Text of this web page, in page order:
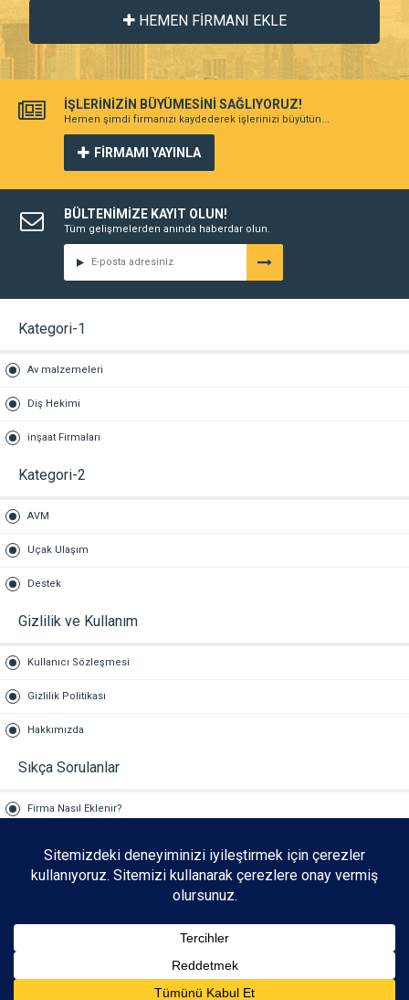
HEMEN FİRMANI EKLE
İŞLERİNİZİN BÜYÜMESİNİ SAĞLIYORUZ!
Hemen şimdi firmanızı kaydederek işlerinizi büyütün...
FİRMAMI YAYINLA
BÜLTENİMİZE KAYIT OLUN!
Tüm gelişmelerden anında haberdar olun.
Kategori-1
Av malzemeleri
Diş Hekimi
inşaat Firmaları
Kategori-2
AVM
Uçak Ulaşım
Destek
Gizlilik ve Kullanım
Kullanıcı Sözleşmesi
Gizlilik Politikası
Hakkımızda
Sıkça Sorulanlar
Firma Nasıl Eklenir?
İLETİŞİM